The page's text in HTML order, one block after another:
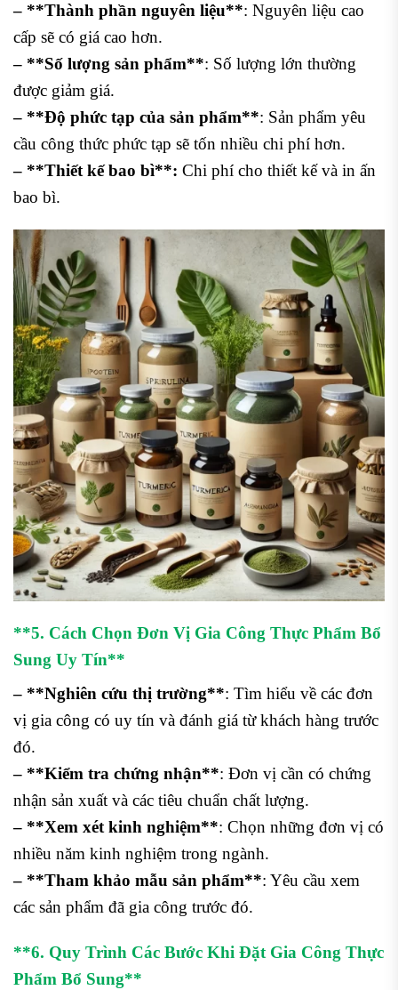
– **Thành phần nguyên liệu**: Nguyên liệu cao
cấp sẽ có giá cao hơn.
– **Số lượng sản phẩm**: Số lượng lớn thường
được giảm giá.
– **Độ phức tạp của sản phẩm**: Sản phẩm yêu
cầu công thức phức tạp sẽ tốn nhiều chi phí hơn.
– **Thiết kế bao bì**: Chi phí cho thiết kế và in ấn
bao bì.
**5. Cách Chọn Đơn Vị Gia Công Thực Phẩm Bổ
Sung Uy Tín**
– **Nghiên cứu thị trường**: Tìm hiểu về các đơn
vị gia công có uy tín và đánh giá từ khách hàng trước
đó.
– **Kiểm tra chứng nhận**: Đơn vị cần có chứng
nhận sản xuất và các tiêu chuẩn chất lượng.
– **Xem xét kinh nghiệm**: Chọn những đơn vị có
nhiều năm kinh nghiệm trong ngành.
– **Tham khảo mẫu sản phẩm**: Yêu cầu xem
các sản phẩm đã gia công trước đó.
**6. Quy Trình Các Bước Khi Đặt Gia Công Thực
Phẩm Bổ Sung**